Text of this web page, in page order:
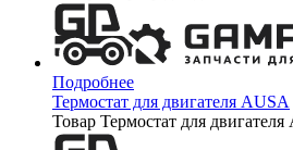
Подробнее
Термостат для двигателя AUSA
Товар Термостат для двигателя